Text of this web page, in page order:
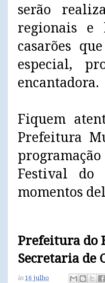
serão
regionais e
casarões
especial,
encantadora.
Fiquem
Prefeitura
Festival do
momentos
Prefeitura do
Secretaria de
às 16 julho